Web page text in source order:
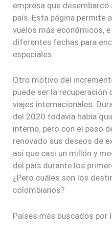
empresa que
país. Esta página permite
vuelos más económicos,
diferentes fechas para
especiales.
Otro motivo del
puede ser la recuperación
viajes internacionales.
del 2020 todavía había
interno, pero con el paso
renovado sus deseos de
así que casi un millón y
del país durante los
¿Pero cuáles son los
colombianos?
Países más buscados por